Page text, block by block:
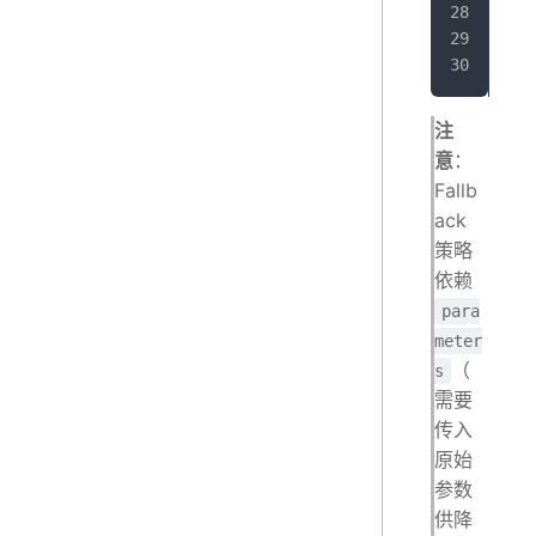
注
意：
Fallb
ack
策略
依赖
para
meter
s
（
需要
传入
原始
参数
供降